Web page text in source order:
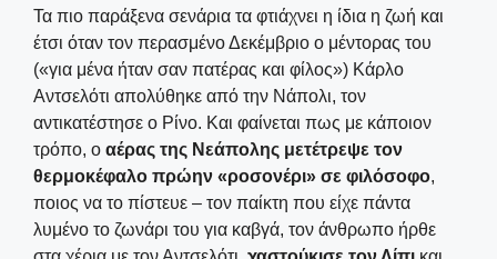
Τα πιο παράξενα σενάρια τα φτιάχνει η ίδια η ζωή και
έτσι όταν τον περασμένο Δεκέμβριο ο μέντορας του
(«για μένα ήταν σαν πατέρας και φίλος») Κάρλο
Αντσελότι απολύθηκε από την Νάπολι, τον
αντικατέστησε ο Ρίνο. Και φαίνεται πως με κάποιον
τρόπο, ο αέρας της Νεάπολης μετέτρεψε τον
θερμοκέφαλο πρώην «ροσονέρι» σε φιλόσοφο,
ποιος να το πίστευε – τον παίκτη που είχε πάντα
λυμένο το ζωνάρι του για καβγά, τον άνθρωπο ήρθε